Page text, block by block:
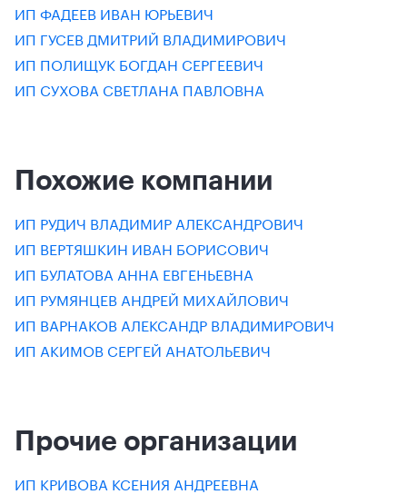
ИП ФАДЕЕВ ИВАН ЮРЬЕВИЧ
ИП ГУСЕВ ДМИТРИЙ ВЛАДИМИРОВИЧ
ИП ПОЛИЩУК БОГДАН СЕРГЕЕВИЧ
ИП СУХОВА СВЕТЛАНА ПАВЛОВНА
Похожие компании
ИП РУДИЧ ВЛАДИМИР АЛЕКСАНДРОВИЧ
ИП ВЕРТЯШКИН ИВАН БОРИСОВИЧ
ИП БУЛАТОВА АННА ЕВГЕНЬЕВНА
ИП РУМЯНЦЕВ АНДРЕЙ МИХАЙЛОВИЧ
ИП ВАРНАКОВ АЛЕКСАНДР ВЛАДИМИРОВИЧ
ИП АКИМОВ СЕРГЕЙ АНАТОЛЬЕВИЧ
Прочие организации
ИП КРИВОВА КСЕНИЯ АНДРЕЕВНА